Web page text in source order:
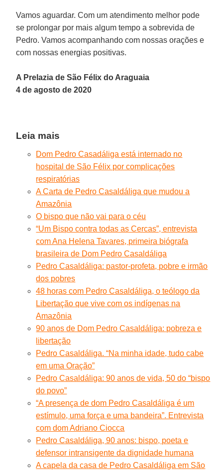
Vamos aguardar. Com um atendimento melhor pode
se prolongar por mais algum tempo a sobrevida de
Pedro. Vamos acompanhando com nossas orações e
com nossas energias positivas.
A Prelazia de São Félix do Araguaia
4 de agosto de 2020
Leia mais
Dom Pedro Casadáliga está internado no
hospital de São Félix por complicações
respiratórias
A Carta de Pedro Casaldáliga que mudou a
Amazônia
O bispo que não vai para o céu
“Um Bispo contra todas as Cercas”, entrevista
com Ana Helena Tavares, primeira biógrafa
brasileira de Dom Pedro Casaldáliga
Pedro Casaldáliga: pastor-profeta, pobre e irmão
dos pobres
48 horas com Pedro Casaldáliga, o teólogo da
Libertação que vive com os indígenas na
Amazônia
90 anos de Dom Pedro Casaldáliga: pobreza e
libertação
Pedro Casaldáliga. “Na minha idade, tudo cabe
em uma Oração”
Pedro Casaldáliga: 90 anos de vida, 50 do “bispo
do povo”
“A presença de dom Pedro Casaldáliga é um
estímulo, uma força e uma bandeira”. Entrevista
com dom Adriano Ciocca
Pedro Casaldáliga, 90 anos: bispo, poeta e
defensor intransigente da dignidade humana
A capela da casa de Pedro Casaldáliga em São